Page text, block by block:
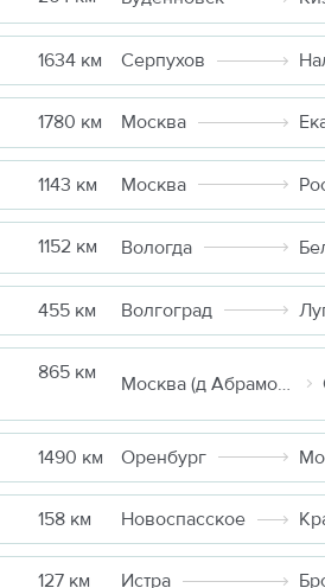
1634 км Серпухов
1780 км Москва
1143 км Москва
1152 км Вологда
455 км Волгоград
865 км Москва (д Абрамовка)
1490 км Оренбург
158 км Новоспасское
127 км Истра